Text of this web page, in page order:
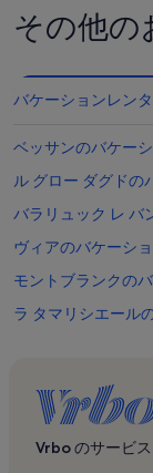
その他の
バケーションレン
ベッサンのバケー
ル グロー ダグドの
バラリュック レ バ
ヴィアのバケーシ
モントブランクの
ラ タマリシエール
アグドのバケーシ
Vrbo のサービス